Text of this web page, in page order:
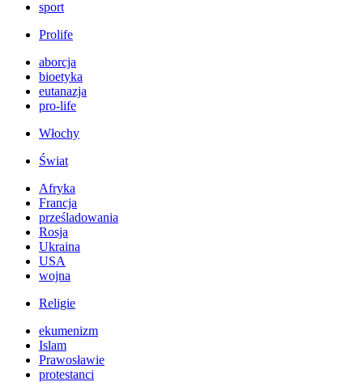
sport
Prolife
aborcja
bioetyka
eutanazja
pro-life
Włochy
Świat
Afryka
Francja
prześladowania
Rosja
Ukraina
USA
wojna
Religie
ekumenizm
Islam
Prawosławie
protestanci